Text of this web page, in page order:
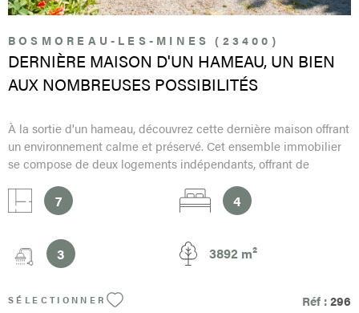
BOSMOREAU-LES-MINES (23400)
DERNIÈRE MAISON D'UN HAMEAU, UN BIEN
AUX NOMBREUSES POSSIBILITÉS
À la sortie d'un hameau, découvrez cette dernière maison offrant
un environnement calme et préservé. Cet ensemble immobilier
se compose de deux logements indépendants, offrant de
comprend, au rez-de-chaussée, deux agréables pièces à vivre. À
l'étage, vous trouverez deux chambres, idéales pour accueillir
à vivre au rez-de-chaussée. Il reste à aménager un espace
cuisine avec l'installation d'un évier. L'étage accueille également
occupants. Cet ensemble est particulièrement adapté à ceux
7 4
3 3892 m²
SÉLECTIONNER Réf :296